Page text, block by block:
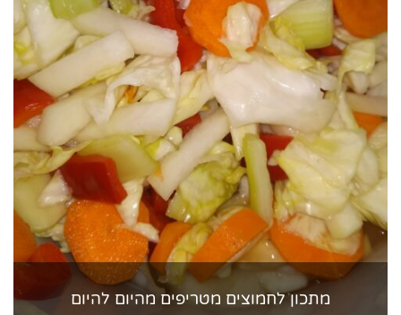
מתכון לחמוצים מטריפים מהיום להיום